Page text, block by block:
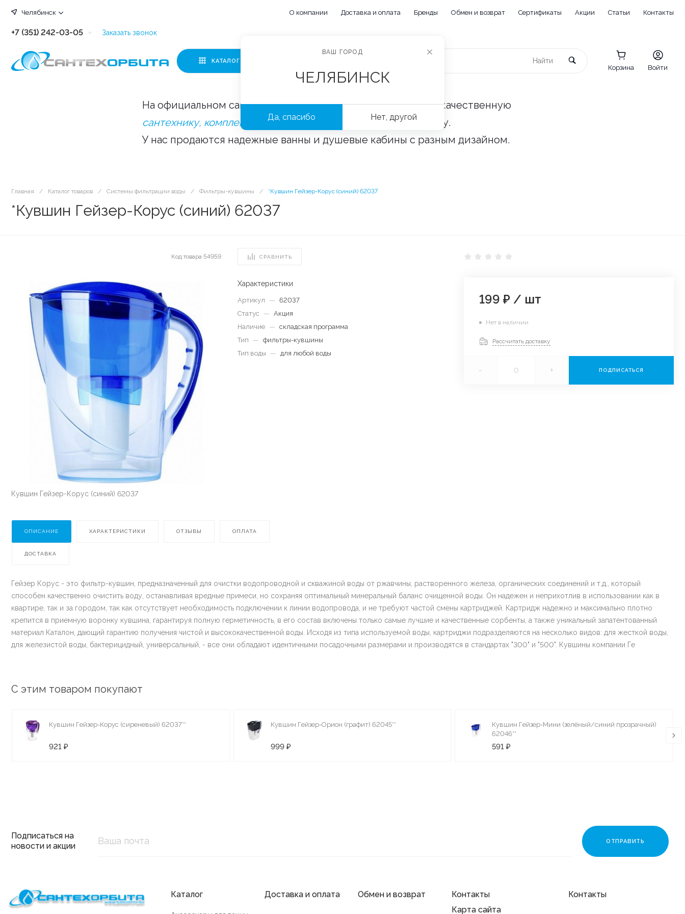
Челябинск О компании Доставка и оплата Бренды Обмен и возврат Сертификаты Акции Статьи Контакты
+7 (351) 242-03-05
+7 (351) 242-03-63
Заказать звонок
КАТАЛОГ
Корзина Войти
На официальном сайте «Сантехорбита» вы можете купить качественную
сантехнику, комплектующие и аксессуары
оптом и в розницу.
У нас продаются надежные ванны и душевые кабины с разным дизайном.
Главная / Каталог товаров / Системы фильтрации воды / Фильтры-кувшины / *Кувшин Гейзер-Корус (синий) 62037
*Кувшин Гейзер-Корус (синий) 62037
Код товара 54959 СРАВНИТЬ
Кувшин Гейзер-Корус (синий) 62037
Характеристики
Артикул — 62037
Статус
— Акция
Наличие
— складская программа
Тип
— фильтры-кувшины
Тип воды
— для любой воды
199 ₽ / шт
Нет в наличии
Рассчитать доставку
- + ПОДПИСАТЬСЯ
ОПИСАНИЕ ХАРАКТЕРИСТИКИ ОТЗЫВЫ ОПЛАТА
ДОСТАВКА
Гейзер Корус - это фильтр-кувшин, предназначенный для очистки водопроводной и скважиной воды от ржавчины, растворенного железа, органических соединений и т.д., который
способен качественно очистить воду, останавливая вредные примеси, но сохраняя оптимальный минеральный баланс очищенной воды. Он надежен и неприхотлив в использовании как в
квартире, так и за городом, так как отсутствует необходимость подключении к линии водопровода, и не требуют частой смены картриджей. Картридж надежно и максимально плотно
крепится в приемную воронку кувшина, гарантируя полную герметичность, в его состав включены только самые лучшие и качественные сорбенты, а также уникальный запатентованный
материал Каталон, дающий гарантию получения чистой и высококачественной воды. Исходя из типа используемой воды, картриджи подразделяются на несколько видов: для жесткой воды,
для железистой воды, бактерицидный, универсальный, - все они обладают идентичными посадочными размерами и производятся в стандартах "300" и "500". Кувшины компании Ге
С этим товаром покупают
Кувшин Гейзер-Корус (сиреневый) 62037**
921 ₽
Кувшин Гейзер-Орион (графит) 62045**
999 ₽
Кувшин Гейзер-Мини (зелёный/синий прозрачный)
62046**
591 ₽
Подписаться на
новости и акции
Каталог Доставка и оплата Обмен и возврат
Контакты
Карта сайта
Контакты
ВАШ ГОРОД
ЧЕЛЯБИНСК
Да, спасибо Нет, другой